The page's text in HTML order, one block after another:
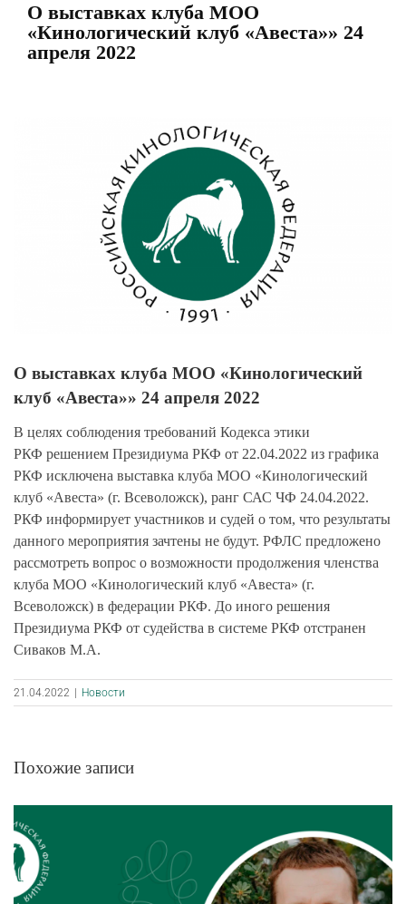
О выставках клуба МОО
«Кинологический клуб «Авеста»» 24
апреля 2022
О выставках клуба МОО «Кинологический
клуб «Авеста»» 24 апреля 2022
В целях соблюдения требований Кодекса этики
РКФ решением Президиума РКФ от 22.04.2022 из графика
РКФ исключена выставка клуба МОО «Кинологический
клуб «Авеста» (г. Всеволожск), ранг САС ЧФ 24.04.2022.
РКФ информирует участников и судей о том, что результаты
данного мероприятия зачтены не будут. РФЛС предложено
рассмотреть вопрос о возможности продолжения членства
клуба МОО «Кинологический клуб «Авеста» (г.
Всеволожск) в федерации РКФ. До иного решения
Президиума РКФ от судейства в системе РКФ отстранен
Сиваков М.А.
21.04.2022 Новости
Похожие записи